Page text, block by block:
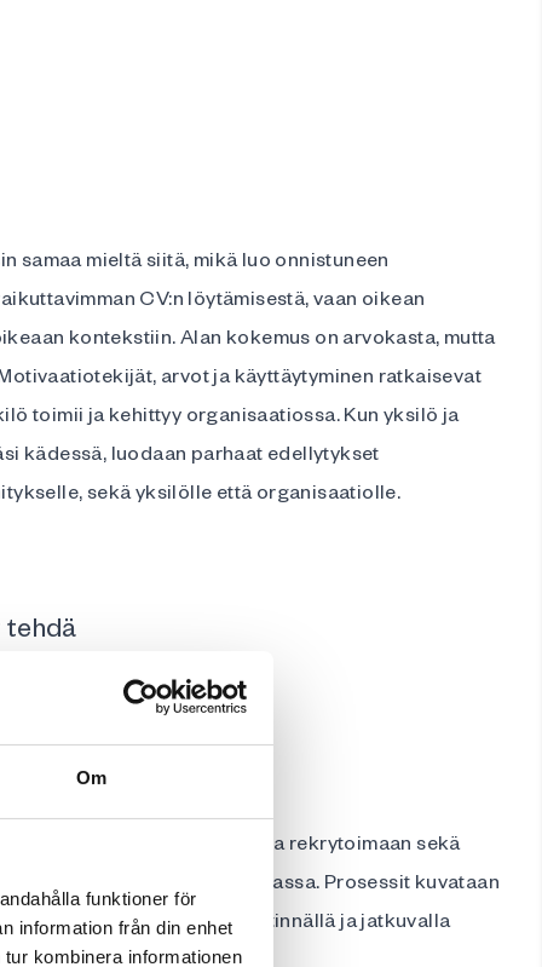
Om
funktioner för
information från din enhet
kombinera informationen
samaa mieltä siitä, mikä luo onnistuneen
CV:n löytämisestä, vaan oikean
kontekstiin. Alan kokemus on arvokasta, mutta
arvot ja käyttäytyminen ratkaisevat
toimii ja kehittyy organisaatiossa. Kun yksilö ja
kädessä, luodaan parhaat edellytykset
sekä yksilölle että organisaatiolle.
tehdä
on auttanut SEABia rekrytoimaan sekä
sekä Ruotsissa että Tanskassa. Prosessit kuvataan
ja sujuviksi, selkeällä viestinnällä ja jatkuvalla